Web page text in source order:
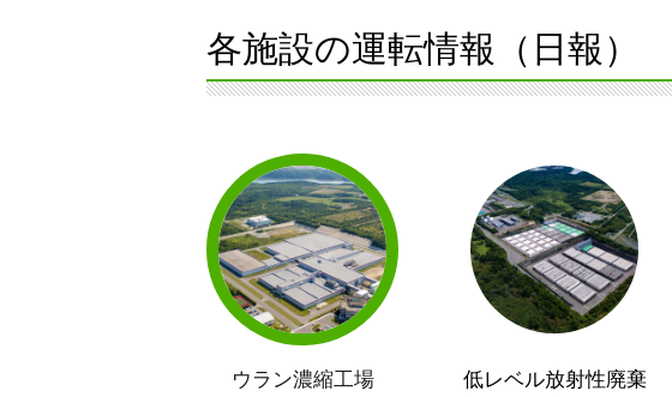
各施設の運転情報（日報）
ウラン濃縮工場 低レベル放射性廃棄